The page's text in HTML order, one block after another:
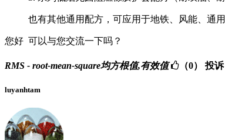
也有其他通用配方，可应用于地铁、风能、通
您好 可以与您交流一下吗？
RMS - root-mean-square均方根值,有效值 （0） 投诉
luyanhtam